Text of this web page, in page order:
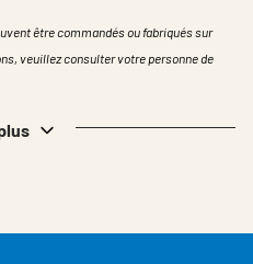
être commandés ou fabriqués sur
veuillez consulter votre personne de